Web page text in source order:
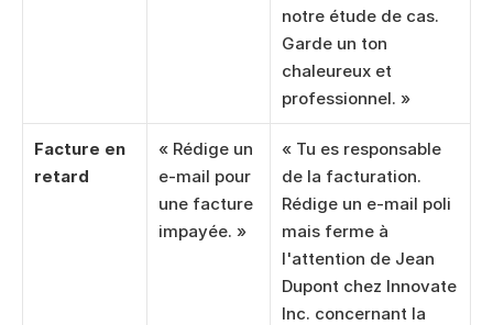
notre étude de cas.
Garde un ton
chaleureux et
professionnel. »
Facture en
retard
« Rédige un
e-mail pour
une facture
impayée. »
« Tu es responsable
de la facturation.
Rédige un e-mail poli
mais ferme à
l'attention de Jean
Dupont chez Innovate
Inc. concernant la